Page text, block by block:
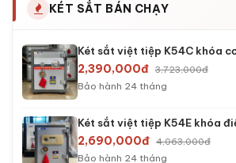
KÉT SẮT BÁN CHẠY
Két sắt việt tiệp K54C khóa
2,390,000đ 3,723,000đ
Bảo hành 24 tháng
Két sắt việt tiệp K54E khóa
2,690,000đ 4,063,000đ
Bảo hành 24 tháng